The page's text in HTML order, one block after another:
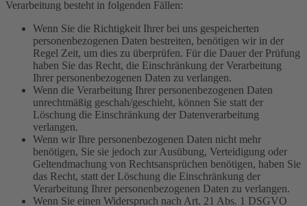
Verarbeitung besteht in folgenden Fällen:
Wenn Sie die Richtigkeit Ihrer bei uns gespeicherten
personenbezogenen Daten bestreiten, benötigen wir in der
Regel Zeit, um dies zu überprüfen. Für die Dauer der Prüfung
haben Sie das Recht, die Einschränkung der Verarbeitung
Ihrer personenbezogenen Daten zu verlangen.
Wenn die Verarbeitung Ihrer personenbezogenen Daten
unrechtmäßig geschah/geschieht, können Sie statt der
Löschung die Einschränkung der Datenverarbeitung
verlangen.
Wenn wir Ihre personenbezogenen Daten nicht mehr
benötigen, Sie sie jedoch zur Ausübung, Verteidigung oder
Geltendmachung von Rechtsansprüchen benötigen, haben Sie
das Recht, statt der Löschung die Einschränkung der
Verarbeitung Ihrer personenbezogenen Daten zu verlangen.
Wenn Sie einen Widerspruch nach Art. 21 Abs. 1 DSGVO